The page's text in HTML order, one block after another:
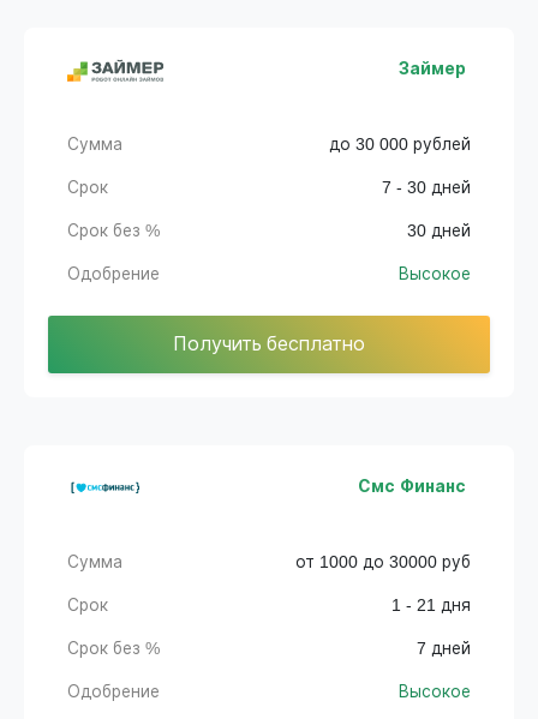
Займер
Сумма до 30 000 рублей
Срок 7 - 30 дней
Срок без % 30 дней
Одобрение Высокое
Получить бесплатно
Смс Финанс
Сумма от 1000 до 30000 руб
Срок 1 - 21 дня
Срок без % 7 дней
Одобрение Высокое